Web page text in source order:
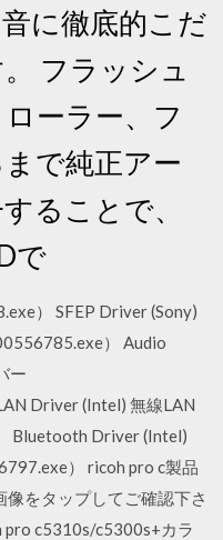
に徹底的こだ
フラッシュ
ーラー、フ
で純正アー
ることで、
で
） SFEP Driver (Sony)
） Audio
ー
Driver (Intel) 無線LAN
Bluetooth Driver (Intel)
） ricoh pro c製品
をタップしてご確認下さ
c5310s/c5300s+カラ